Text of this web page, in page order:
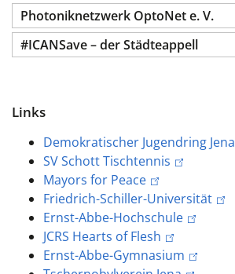
Photoniknetzwerk OptoNet e. V.
#ICANSave – der Städteappell
Links
Demokratischer Jugendring Jena
SV Schott Tischtennis
Mayors for Peace
Friedrich-Schiller-Universität
Ernst-Abbe-Hochschule
JCRS Hearts of Flesh
Ernst-Abbe-Gymnasium